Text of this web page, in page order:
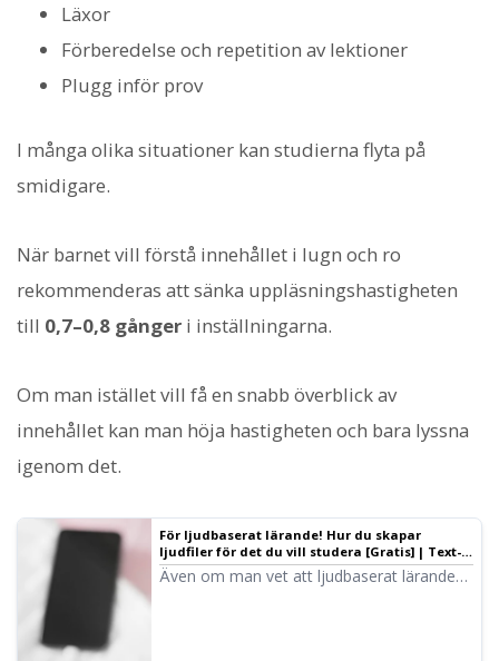
Läxor
Förberedelse och repetition av lektioner
Plugg inför prov
I många olika situationer kan studierna flyta på
smidigare.
När barnet vill förstå innehållet i lugn och ro
rekommenderas att sänka uppläsningshastigheten
till 0,7–0,8 gånger i inställningarna.
Om man istället vill få en snabb överblick av
innehållet kan man höja hastigheten och bara lyssna
igenom det.
För ljudbaserat lärande! Hur du skapar
ljudfiler för det du vill studera [Gratis] | Text-
till-tal-programvaran Ondoku
Även om man vet att ljudbaserat lärande